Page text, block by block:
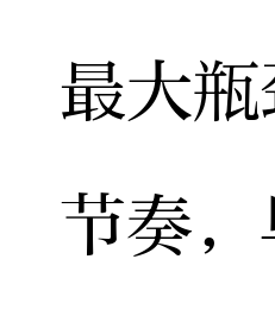
最大
节奏